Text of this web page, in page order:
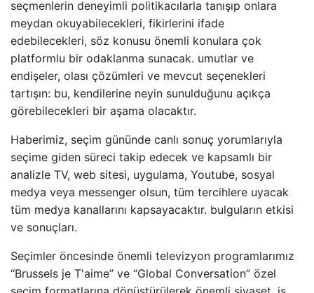
seçmenlerin deneyimli politikacılarla tanışıp onlara
meydan okuyabilecekleri, fikirlerini ifade
edebilecekleri, söz konusu önemli konulara çok
platformlu bir odaklanma sunacak. umutlar ve
endişeler, olası çözümleri ve mevcut seçenekleri
tartışın: bu, kendilerine neyin sunulduğunu açıkça
görebilecekleri bir aşama olacaktır.
Haberimiz, seçim gününde canlı sonuç yorumlarıyla
seçime giden süreci takip edecek ve kapsamlı bir
analizle TV, web sitesi, uygulama, Youtube, sosyal
medya veya messenger olsun, tüm tercihlere uyacak
tüm medya kanallarını kapsayacaktır. bulguların etkisi
ve sonuçları.
Seçimler öncesinde önemli televizyon programlarımız
“Brussels je T'aime” ve “Global Conversation” özel